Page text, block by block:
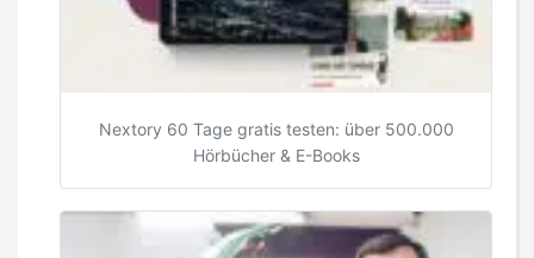
Nextory 60 Tage gratis testen: über 500.000
Hörbücher & E-Books